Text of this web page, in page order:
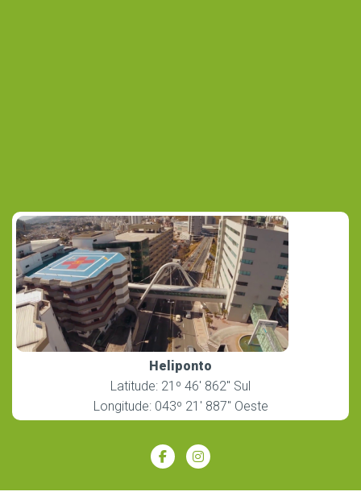
Heliponto
Latitude: 21º 46′ 862″ Sul
Longitude: 043º 21′ 887″ Oeste